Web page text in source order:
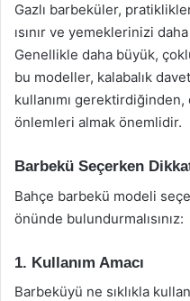
Gazlı barbeküler,
ısınır ve yemeklerinizi
Genellikle daha büyük,
bu modeller, kalabalık
kullanımı
önlemleri almak önemlidir.
Barbekü Seçerken
Bahçe barbekü modeli
önünde bulundurmalısınız:
1. Kullanım Amacı
Barbeküyü ne sıklıkla